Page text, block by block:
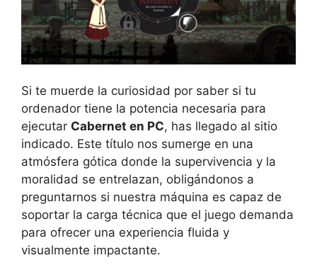
Si te muerde la curiosidad por saber si tu
ordenador tiene la potencia necesaria para
ejecutar Cabernet en PC, has llegado al sitio
indicado. Este título nos sumerge en una
atmósfera gótica donde la supervivencia y la
moralidad se entrelazan, obligándonos a
preguntarnos si nuestra máquina es capaz de
soportar la carga técnica que el juego demanda
para ofrecer una experiencia fluida y
visualmente impactante.